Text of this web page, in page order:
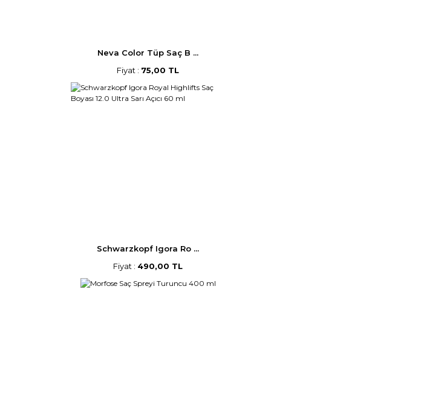
Neva Color Tüp Saç B ...
Fiyat : 75,00 TL
Schwarzkopf Igora Ro ...
Fiyat : 490,00 TL